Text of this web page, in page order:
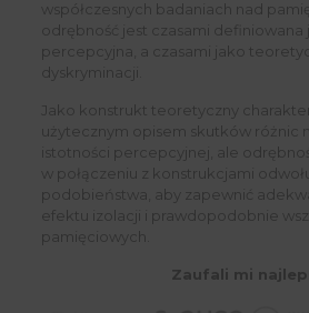
współczesnych badaniach nad
odrębność jest czasami definiowana
percepcyjna, a czasami jako
dyskryminacji.
Jako konstrukt teoretyczny
użytecznym opisem skutków różnic
istotności percepcyjnej, ale
w połączeniu z konstrukcjami
podobieństwa, aby zapewnić
efektu izolacji i prawdopodobnie
pamięciowych.
Zaufali mi